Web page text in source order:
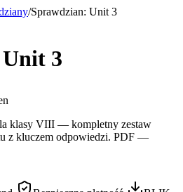
/Sprawdzian: Unit 3
3
klasy VIII — kompletny zestaw
z kluczem odpowiedzi. PDF —